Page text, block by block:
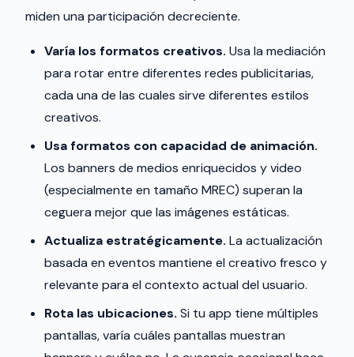
miden una participación decreciente.
Varía los formatos creativos. Usa la mediación
para rotar entre diferentes redes publicitarias,
cada una de las cuales sirve diferentes estilos
creativos.
Usa formatos con capacidad de animación.
Los banners de medios enriquecidos y video
(especialmente en tamaño MREC) superan la
ceguera mejor que las imágenes estáticas.
Actualiza estratégicamente. La actualización
basada en eventos mantiene el creativo fresco y
relevante para el contexto actual del usuario.
Rota las ubicaciones. Si tu app tiene múltiples
pantallas, varía cuáles pantallas muestran